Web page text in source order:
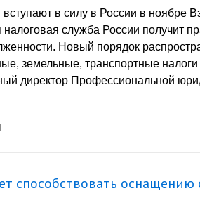
вступают в силу в России в
служба России получит
Новый порядок
земельные, транспортные
директор Профессиональной
способствовать